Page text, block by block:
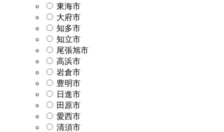
東海市
大府市
知多市
知立市
尾張旭市
高浜市
岩倉市
豊明市
日進市
田原市
愛西市
清須市